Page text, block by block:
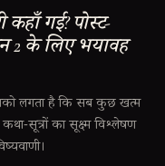
कहाँ गई? पोस्ट-
2 के लिए भयावह
लगता है कि सब कुछ खत्म
सूत्रों का सूक्ष्म विश्लेषण